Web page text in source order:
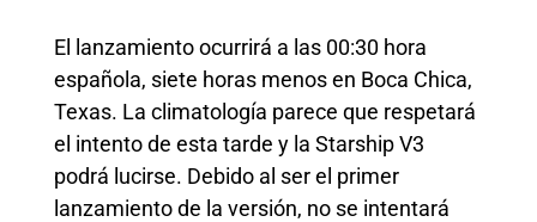
El lanzamiento ocurrirá a las 00:30 hora
española, siete horas menos en Boca Chica,
Texas. La climatología parece que respetará
el intento de esta tarde y la Starship V3
podrá lucirse. Debido al ser el primer
lanzamiento de la versión, no se intentará